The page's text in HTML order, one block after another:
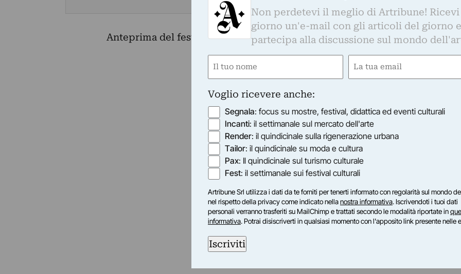
Anteprima del festival di musica elettronica Saturnalia.
Non perdetevi il meglio di Artribune!
giorno un'e-mail con gli articoli del giorno
partecipa alla discussione sul mondo
Nome
Email
Voglio ricevere anche:
Segnala: focus su mostre, festival, didattica ed eventi culturali
Incanti: il settimanale sul mercato dell'arte
Render: il quindicinale sulla rigenerazione urbana
Tailor: il quindicinale su moda e cultura
Pax: Il quindicinale sul turismo culturale
Fest: il settimanale sui festival culturali
Artribune Srl utilizza i dati da te forniti per tenerti informato con regolarità sul mondo
nel rispetto della privacy come indicato nellanostra informativa. Iscrivendoti i tuoi dati
personali verranno trasferiti su MailChimp e trattati secondo le modalità riportate in
informativa. Potrai disiscriverti in qualsiasi momento con l'apposito link presente nelle
Iscriviti